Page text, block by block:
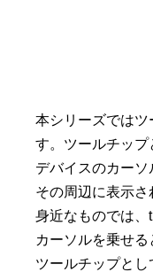
本シリーズではツ
す。ツールチッ
デバイスのカーソ
その周辺に表示さ
身近なものでは、
カーソルを乗せ
ツールチップとし